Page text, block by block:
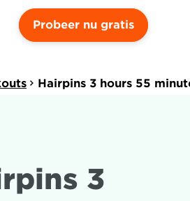
Probeer nu gratis
Hairpins 3 hours 55
3